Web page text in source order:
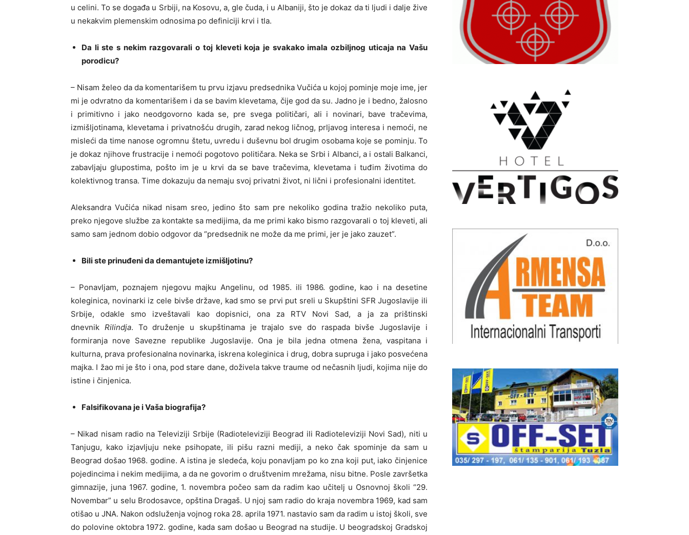
u celini. To se događa u Srbiji, na Kosovu, a, gle čuda, i u Albaniji, što je dokaz da ti ljudi i dalje žive
u nekakvim plemenskim odnosima po definiciji krvi i tla.
Da li ste s nekim razgovarali o toj kleveti koja je svakako imala ozbiljnog uticaja na Vašu
porodicu?
– Nisam želeo da da komentarišem tu prvu izjavu predsednika Vučića u kojoj pominje moje ime, jer
mi je odvratno da komentarišem i da se bavim klevetama, čije god da su. Jadno je i bedno, žalosno
i primitivno i jako neodgovorno kada se, pre svega političari, ali i novinari, bave tračevima,
izmišljotinama, klevetama i privatnošću drugih, zarad nekog ličnog, prljavog interesa i nemoći, ne
misleći da time nanose ogromnu štetu, uvredu i duševnu bol drugim osobama koje se pominju. To
je dokaz njihove frustracije i nemoći pogotovo političara. Neka se Srbi i Albanci, a i ostali Balkanci,
zabavljaju glupostima, pošto im je u krvi da se bave tračevima, klevetama i tuđim životima do
kolektivnog transa. Time dokazuju da nemaju svoj privatni život, ni lični i profesionalni identitet.
Aleksandra Vučića nikad nisam sreo, jedino što sam pre nekoliko godina tražio nekoliko puta,
preko njegove službe za kontakte sa medijima, da me primi kako bismo razgovarali o toj kleveti, ali
samo sam jednom dobio odgovor da “predsednik ne može da me primi, jer je jako zauzet”.
Bili ste prinuđeni da demantujete izmišljotinu?
– Ponavljam, poznajem njegovu majku Angelinu, od 1985. ili 1986. godine, kao i na desetine
koleginica, novinarki iz cele bivše države, kad smo se prvi put sreli u Skupštini SFR Jugoslavije ili
Srbije, odakle smo izveštavali kao dopisnici, ona za RTV Novi Sad, a ja za prištinski
dnevnik Rilindja. To druženje u skupštinama je trajalo sve do raspada bivše Jugoslavije i
formiranja nove Savezne republike Jugoslavije. Ona je bila jedna otmena žena, vaspitana i
kulturna, prava profesionalna novinarka, iskrena koleginica i drug, dobra supruga i jako posvećena
majka. I žao mi je što i ona, pod stare dane, doživela takve traume od nečasnih ljudi, kojima nije do
istine i činjenica.
Falsifikovana je i Vaša biografija?
– Nikad nisam radio na Televiziji Srbije (Radioteleviziji Beograd ili Radioteleviziji Novi Sad), niti u
Tanjugu, kako izjavljuju neke psihopate, ili pišu razni mediji, a neko čak spominje da sam u
Beograd došao 1968. godine. A istina je sledeća, koju ponavljam po ko zna koji put, iako činjenice
pojedincima i nekim medijima, a da ne govorim o društvenim mrežama, nisu bitne. Posle završetka
gimnazije, juna 1967. godine, 1. novembra počeo sam da radim kao učitelj u Osnovnoj školi “29.
Novembar” u selu Brodosavce, opština Dragaš. U njoj sam radio do kraja novembra 1969, kad sam
otišao u JNA. Nakon odsluženja vojnog roka 28. aprila 1971. nastavio sam da radim u istoj školi, sve
do polovine oktobra 1972. godine, kada sam došao u Beograd na studije. U beogradskoj Gradskoj